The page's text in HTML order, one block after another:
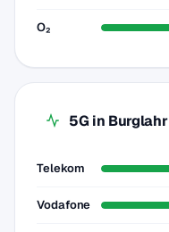
O₂
5G in Burglahr
Telekom
Vodafone